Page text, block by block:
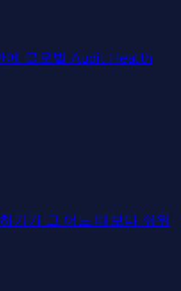
에 글로벌 Audit Health
기가 그 어느 때보다 쉬워